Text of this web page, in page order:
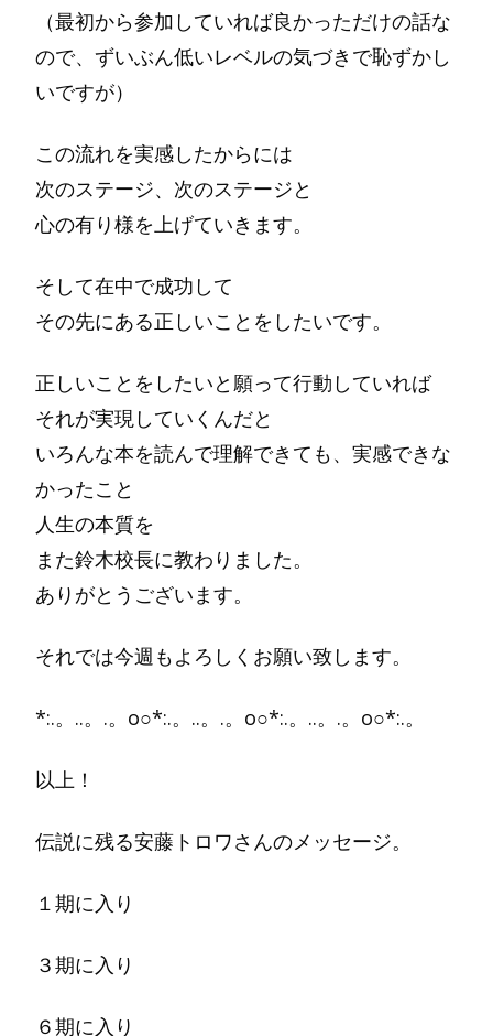
（最初から参加していれば良かっただけの話な
ので、ずいぶん低いレベルの気づきで恥ずかし
いですが）
この流れを実感したからには
次のステージ、次のステージと
心の有り様を上げていきます。
そして在中で成功して
その先にある正しいことをしたいです。
正しいことをしたいと願って行動していれば
それが実現していくんだと
いろんな本を読んで理解できても、実感できな
かったこと
人生の本質を
また鈴木校長に教わりました。
ありがとうございます。
それでは今週もよろしくお願い致します。
*:.。..。.。o○*:.。..。.。o○*:.。..。.。o○*:.。
以上！
伝説に残る安藤トロワさんのメッセージ。
１期に入り
３期に入り
６期に入り